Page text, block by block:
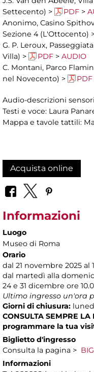
Settecento) >
PDF >
Anonimo, Casino
Sezione 4 (L'Ottocento)
G. P. Leroux,
Villa) >
PDF > AUDIO
C. Montani, Parco
nel Novecento) >
PDF
Audio-descrizioni
Testi e voce: Laura
Mappa e tavole tattili:
Acquista online
Informazioni
Luogo
Museo di Roma
Orario
dal 21 novembre 2025 al
dal martedì alla
24 e 31 dicembre ore
Ultimo ingresso un'ora
Giorni di chiusura:
CONSULTA SEMPRE LA
programmare la tua
Biglietto d'ingresso
Consulta la pagina >
Informazioni